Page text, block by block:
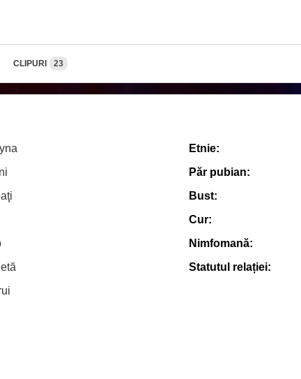
CLIPURI 23
Etnie:
Păr pubian:
Bust:
Cur:
Nimfomană:
Statutul relației: